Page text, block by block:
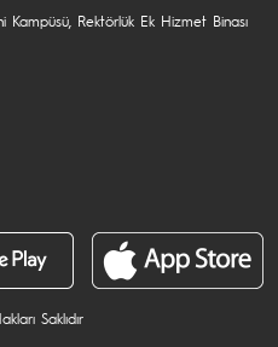
Kampüsü, Rektörlük Ek Hizmet Binası
Saklıdır